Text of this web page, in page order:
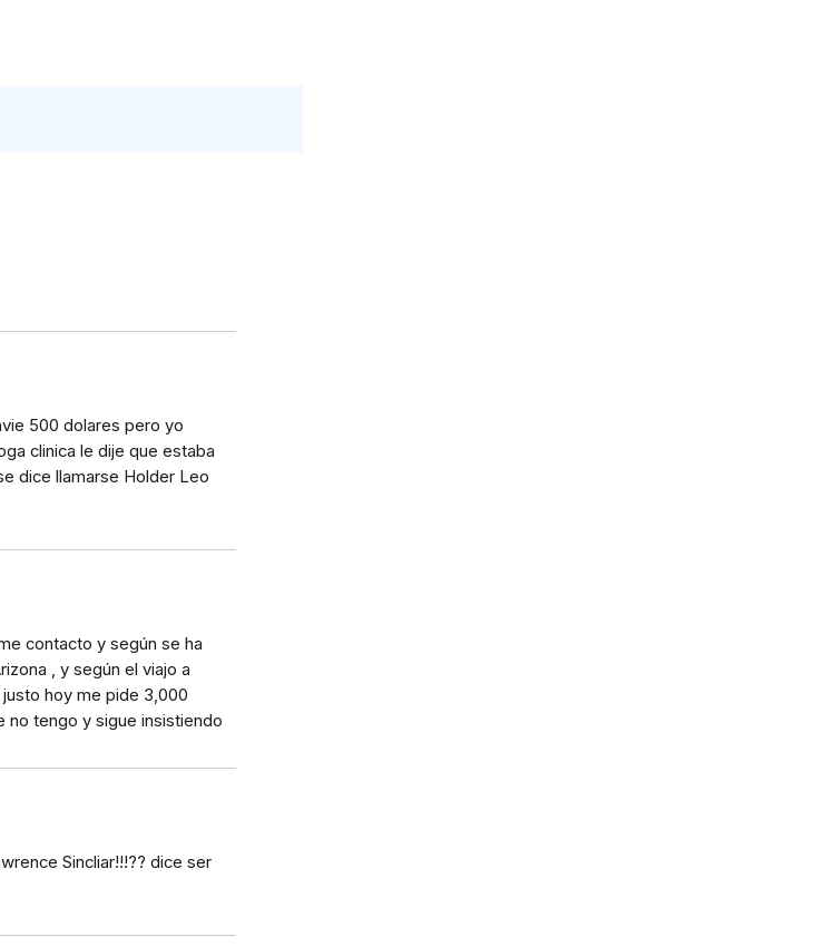
500 dolares pero yo
clinica le dije que estaba
dice llamarse Holder Leo
contacto y según se ha
, y según el viajo a
hoy me pide 3,000
no tengo y sigue insistiendo
Sincliar!!!?? dice ser